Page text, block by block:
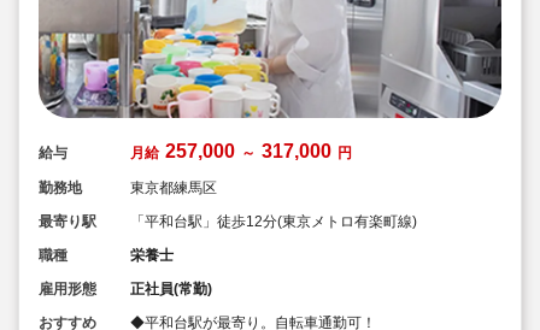
給与 月給 257,000 ～ 317,000 円
勤務地
東京都練馬区
最寄り駅
「平和台駅」徒歩12分(東京メトロ有楽町線)
職種
栄養士
雇用形態
正社員(常勤)
おすすめ
◆平和台駅が最寄り。自転車通勤可！